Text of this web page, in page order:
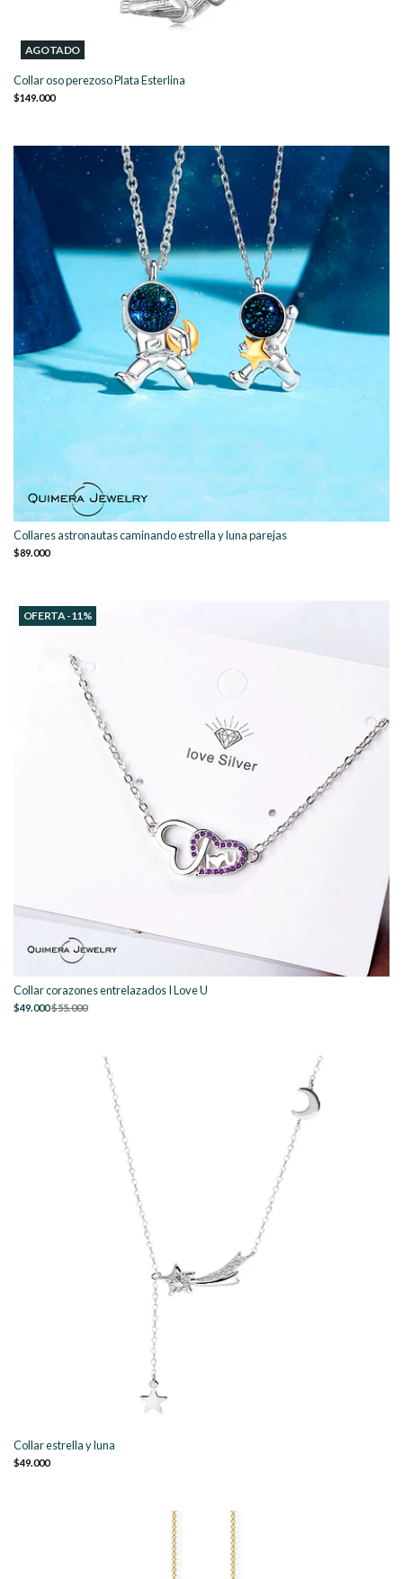
AGOTADO
Collar oso perezoso Plata Esterlina
$149.000
Collares astronautas caminando estrella y luna parejas
$89.000
OFERTA -11%
Collar corazones entrelazados I Love U
$49.000$55.000
Collar estrella y luna
$49.000